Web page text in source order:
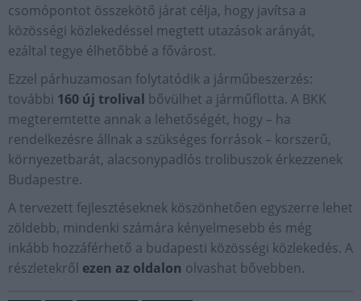
csomópontot összekötő járat célja, hogy javítsa a
közösségi közlekedéssel megtett utazások arányát,
ezáltal tegye élhetőbbé a fővárost.
Ezzel párhuzamosan folytatódik a járműbeszerzés:
további 160 új trolival bővülhet a járműflotta. A BKK
megteremtette annak a lehetőségét, hogy – ha
rendelkezésre állnak a szükséges források – korszerű,
környezetbarát, alacsonypadlós trolibuszok érkezzenek
Budapestre.
A tervezett fejlesztéseknek köszönhetően egyszerre lehet
zöldebb, mindenki számára kényelmesebb és még
inkább hozzáférhető a budapesti közösségi közlekedés. A
részletekről ezen az oldalon olvashat bővebben.